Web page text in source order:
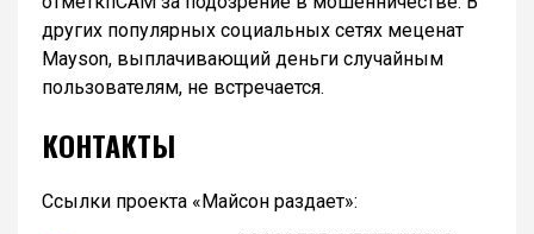
других популярных социальных сетях меценат
Mayson, выплачивающий деньги случайным
пользователям, не встречается.
КОНТАКТЫ
Ссылки проекта «Майсон раздает»: